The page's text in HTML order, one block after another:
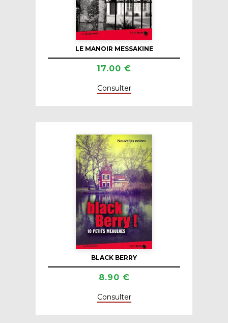
LE MANOIR MESSAKINE
17.00 €
Consulter
BLACK BERRY
8.90 €
Consulter